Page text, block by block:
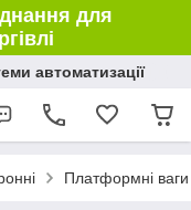
для
автоматизації
Платформні ваги